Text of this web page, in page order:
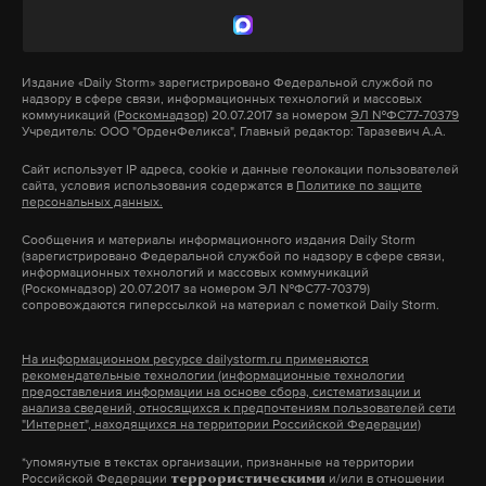
денег. Завершение для него является
Мендель.
любые условия для продолжения кровопролития.
Но, как полагает Мендель, политик сейчас
пребывает в уязвимом положении, а в его
вертикали власти многие жаждут мира, но
напуганы и не могут говорить открыто. Сам же
ради сохранения потока поступающих ему
денежных средств, добавила его бывший пресс-
секретарь.
Мендель также выразила мнение, что Зеленский
Дзен VK
Стрельба на приеме у Трампа:
президент эвакуирован,
стрелявший задержан
из Калифорнии
26 апреля 2026
К нему в дом ворвался… лось. Животное
в бассейн без воды»,— говорится в сообщении.
На место прибыли сотрудники Минприроды,
ветеринары местного зоопарка и спасатели
калининградского спасотряда МЧС. Они усыпили
Когда зверь проснулся, он благополучно ушел.
Власти отметили, что это не первый подобный
специалисты спасли лося, который случайно
забрёл в город.
Издание «Daily Storm» зарегистрировано Федеральной службой по
надзору в сфере связи, информационных технологий и массовых
коммуникаций (Роскомнадзор) 20.07.2017 за номером ЭЛ №ФС77-70379
Учредитель: ООО "ОрденФеликса", Главный редактор: Таразевич А.А.
Сайт использует IP адреса, cookie и данные геолокации пользователей
сайта, условия использования содержатся в Политике по защите
персональных данных.
Сообщения и материалы информационного издания Daily Storm
(зарегистрировано Федеральной службой по надзору в сфере связи,
информационных технологий и массовых коммуникаций
(Роскомнадзор) 20.07.2017 за номером ЭЛ №ФС77-70379)
сопровождаются гиперссылкой на материал с пометкой Daily Storm.
На информационном ресурсе dailystorm.ru применяются
рекомендательные технологии (информационные технологии
предоставления информации на основе сбора, систематизации и
анализа сведений, относящихся к предпочтениям пользователей сети
"Интернет", находящихся на территории Российской Федерации)
*упомянутые в текстах организации, признанные на территории
Российской Федерации террористическими и/или в отношении